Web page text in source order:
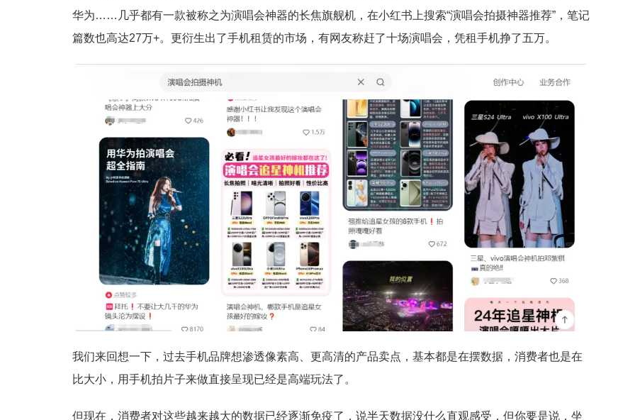
华为……几乎都有一款被称之为演唱会神器的长焦旗舰机，在小红书上搜索“演唱会拍摄神器推荐”，笔记
篇数也高达27万+。更衍生出了手机租赁的市场，有网友称赶了十场演唱会，凭租手机挣了五万。
我们来回想一下，过去手机品牌想渗透像素高、更高清的产品卖点，基本都是在摆数据，消费者也是在
比大小，用手机拍片子来做直接呈现已经是高端玩法了。
但现在，消费者对这些越来越大的数据已经逐渐免疫了，说半天数据没什么直观感受，但你要是说，坐